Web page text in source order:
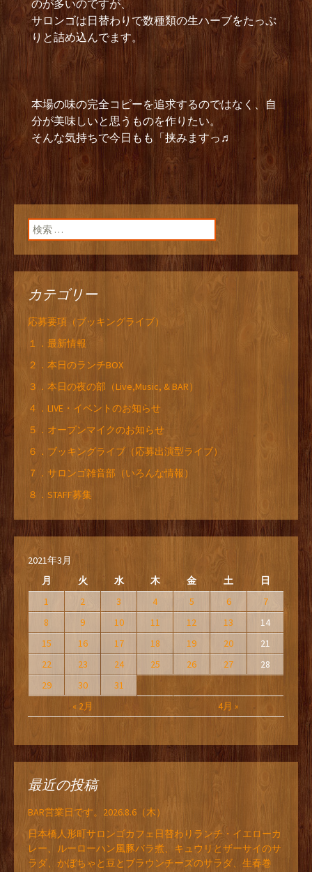
のが多いのですが、
サロンゴは日替わりで数種類の生ハーブをたっぷ
りと詰め込んでます。
本場の味の完全コピーを追求するのではなく、自
分が美味しいと思うものを作りたい。
そんな気持ちで今日もも「挟みますっ♬
検索:
カテゴリー
応募要項（ブッキングライブ）
１．最新情報
２．本日のランチBOX
３．本日の夜の部（Live,Music, & BAR）
４．LIVE・イベントのお知らせ
５．オープンマイクのお知らせ
６．ブッキングライブ（応募出演型ライブ）
７．サロンゴ雑音部（いろんな情報）
８．STAFF募集
2021年3月
月
火 水 木 金 土 日
« 2月 4月 »
1 2 3 4 5 6
7
8
9 10 11 12 13
14
15
16 17 18 19 20
21
22
23 24 25 26 27
28
29
30 31
最近の投稿
BAR営業日です。2026.8.6（木）
日本橋人形町サロンゴカフェ日替わりランチ・イエローカ
レー、ルーローハン風豚バラ煮、キュウリとザーサイのサ
ラダ、かぼちゃと豆とブラウンチーズのサラダ、生春巻